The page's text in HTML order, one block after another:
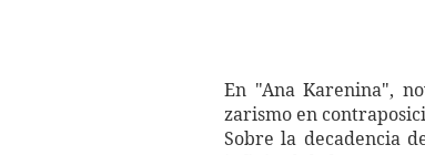
En "Ana Karenina",
zarismo en
Sobre la decadencia